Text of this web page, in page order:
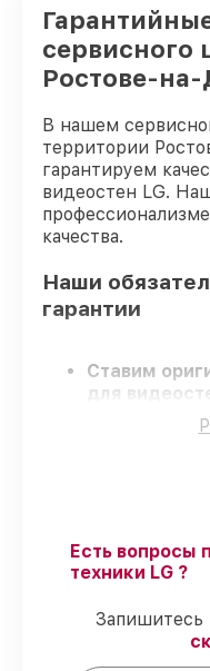
сервисного
Ростове-
В нашем
территории
гарантируем
видеостен LG.
качества.
Наши
гарантии
Ставим
для
Работаем
заранее
видеостен
переносов.
Есть вопросы
техники LG ?
Запишитесь